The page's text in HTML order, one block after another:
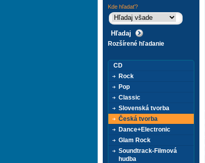
Kde hľadať?
Rozšírené hľadanie
CD
Rock
Pop
Classic
Slovenská tvorba
Česká tvorba
Dance+Electronic
Glam Rock
Soundtrack-Filmová
hudba